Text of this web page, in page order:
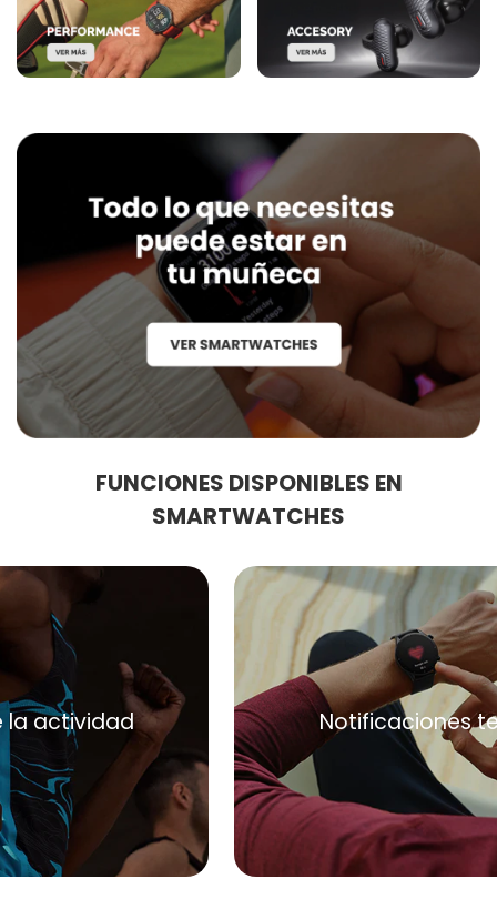
FUNCIONES DISPONIBLES EN
SMARTWATCHES
Notificaciones telefónicas